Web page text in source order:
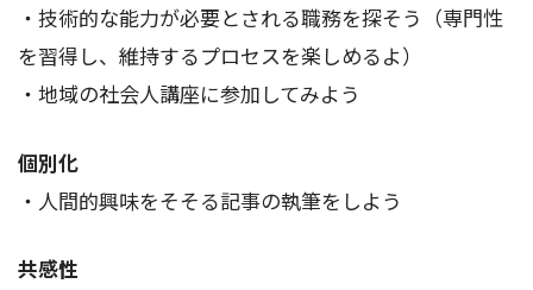
・技術的な能力が必要とされる職務を探そう（専門性
を習得し、維持するプロセスを楽しめるよ）
・地域の社会人講座に参加してみよう
個別化
・人間的興味をそそる記事の執筆をしよう
共感性